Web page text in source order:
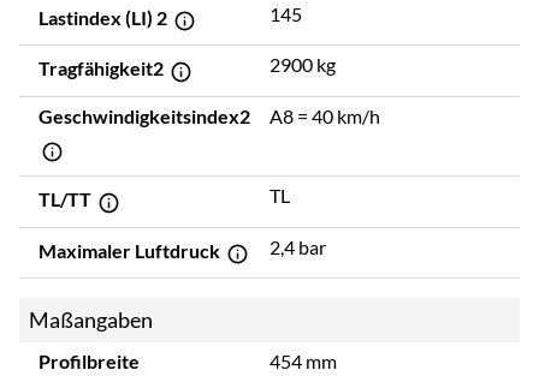
Lastindex (LI) 2 145
Tragfähigkeit2 2900 kg
Geschwindigkeitsindex2 A8 = 40 km/h
TL/TT TL
Maximaler Luftdruck 2,4 bar
Maßangaben
Profilbreite 454 mm